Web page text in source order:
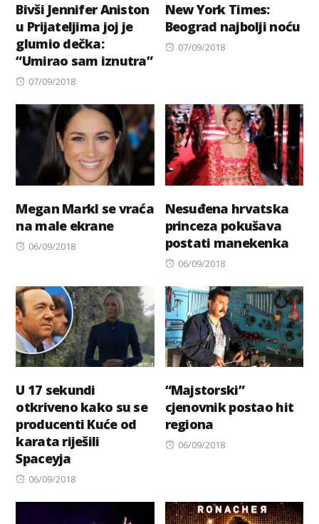
Bivši Jennifer Aniston
u Prijateljima joj je
glumio dečka:
“Umirao sam iznutra”
Posted
07/09/2018
New York Times:
Beograd najbolji noću
Posted
07/09/2018
Megan Markl se vraća
na male ekrane
Posted
06/09/2018
Nesuđena hrvatska
princeza pokušava
postati manekenka
Posted
06/09/2018
U 17 sekundi
otkriveno kako su se
producenti Kuće od
karata riješili
Spaceyja
Posted
06/09/2018
“Majstorski”
cjenovnik postao hit
regiona
Posted
06/09/2018